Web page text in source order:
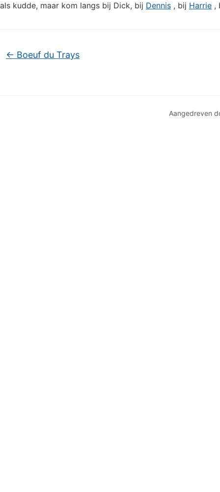
als kudde, maar kom langs bij Dick, bij Dennis , bij Harrie ,
← Boeuf du Trays
Aangedreven